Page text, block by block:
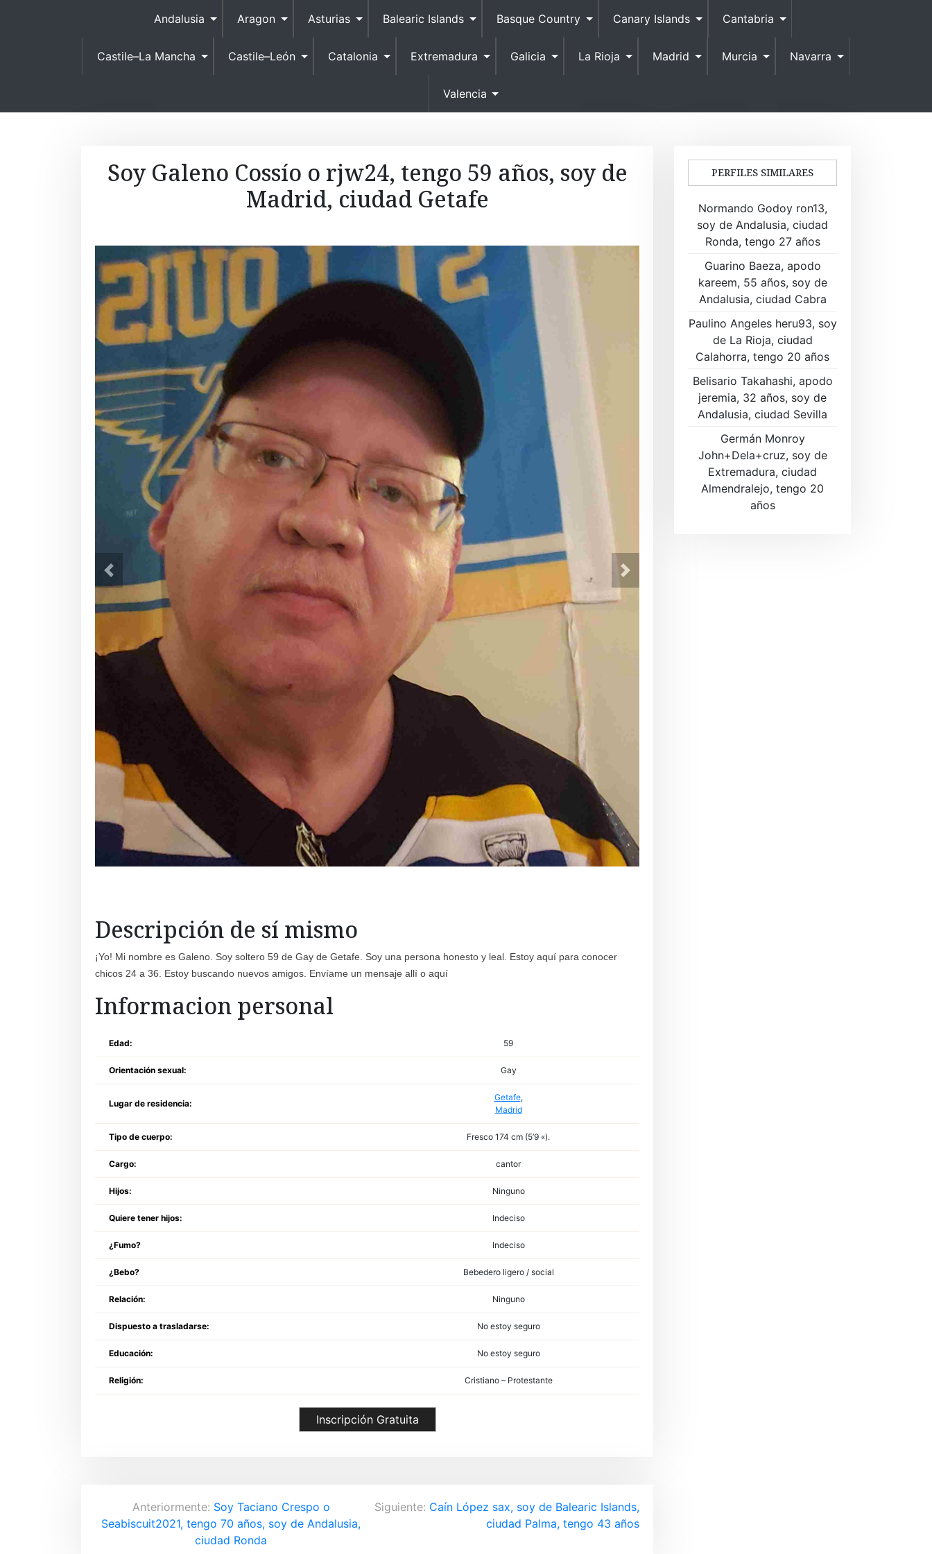
p
o
e
n
t
Andalusia Aragon Asturias Balearic Islands Basque Country Canary Islands Cantabria
Castile–La Mancha Castile–León Catalonia Extremadura Galicia La Rioja Madrid Murcia Navarra
Valencia
Soy Galeno Cossío o rjw24, tengo 59 años, soy de
Madrid, ciudad Getafe
Descripción de sí mismo
¡Yo! Mi nombre es Galeno. Soy soltero 59 de Gay de Getafe. Soy una persona honesto y leal. Estoy aquí para conocer
chicos 24 a 36. Estoy buscando nuevos amigos. Envíame un mensaje allí o aquí
Informacion personal
Edad: 59
Orientación sexual: Gay
Lugar de residencia:
Getafe,
Madrid
Tipo de cuerpo: Fresco 174 cm (5’9 «).
Cargo: cantor
Hijos: Ninguno
Quiere tener hijos: Indeciso
¿Fumo? Indeciso
¿Bebo? Bebedero ligero / social
Relación: Ninguno
Dispuesto a trasladarse: No estoy seguro
Educación: No estoy seguro
Religión: Cristiano – Protestante
Inscripción Gratuita
a
Anteriormente: Soy Taciano Crespo o
Seabiscuit2021, tengo 70 años, soy de Andalusia,
ciudad Ronda
Siguiente: Caín López sax, soy de Balearic Islands,
ciudad Palma, tengo 43 años
PERFILES SIMILARES
Normando Godoy ron13,
soy de Andalusia, ciudad
Ronda, tengo 27 años
Guarino Baeza, apodo
kareem, 55 años, soy de
Andalusia, ciudad Cabra
Paulino Angeles heru93, soy
de La Rioja, ciudad
Calahorra, tengo 20 años
Belisario Takahashi, apodo
jeremia, 32 años, soy de
Andalusia, ciudad Sevilla
Germán Monroy
John+Dela+cruz, soy de
Extremadura, ciudad
Almendralejo, tengo 20
años